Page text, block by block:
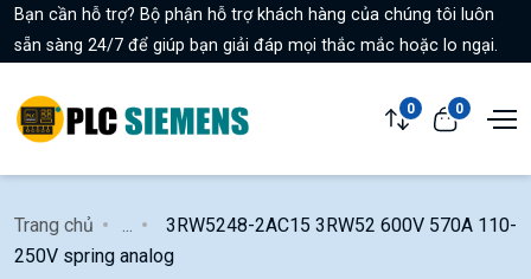
Bạn cần hỗ trợ? Bộ phận hỗ trợ khách hàng của chúng tôi luôn
sẵn sàng 24/7 để giúp bạn giải đáp mọi thắc mắc hoặc lo ngại.
0 0
Trang chủ
3RW5248-2AC15 3RW52 600V 570A 110-
250V spring analog